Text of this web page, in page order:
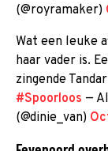
(@royramaker)
Wat een leuke
haar vader is.
zingende
#Spoorloos —
(@dinie_van)